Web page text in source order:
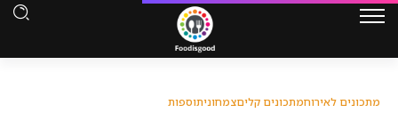
מתכונים לאירוחמתכונים קליםצמחוניתוספות